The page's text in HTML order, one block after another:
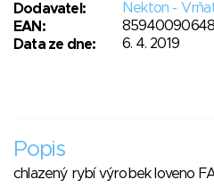
Dodavatel:
Nekton -
EAN:
Data ze dne:
6. 4. 2019
Popis
chlazený rybí výrobek loveno